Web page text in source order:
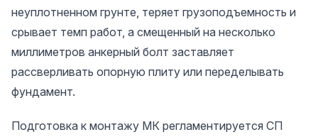
неуплотненном грунте, теряет грузоподъемность и
срывает темп работ, а смещенный на несколько
миллиметров анкерный болт заставляет
рассверливать опорную плиту или переделывать
фундамент.
Подготовка к монтажу МК регламентируется СП